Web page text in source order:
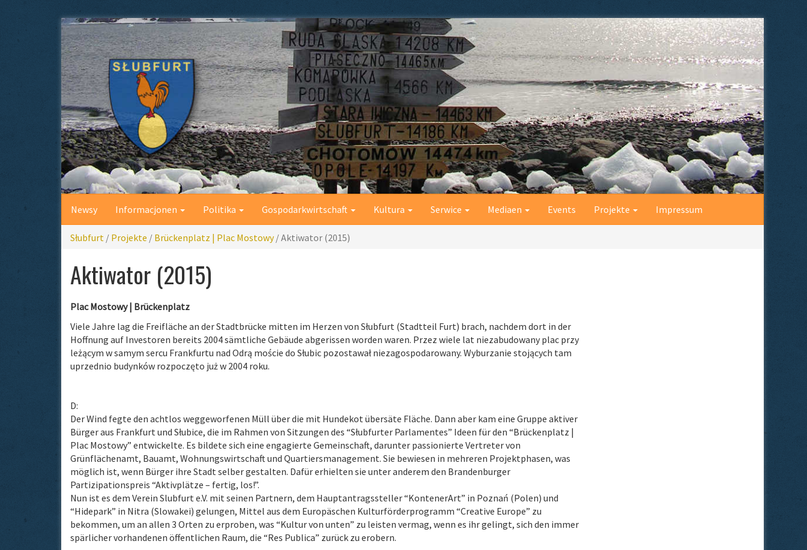
Newsy Informacjonen Politika Gospodarkwirtschaft Kultura Serwice Mediaen Events Projekte Impressum
Słubfurt / Projekte / Brückenplatz | Plac Mostowy/Aktiwator (2015)
Aktiwator (2015)
Plac Mostowy | Brückenplatz
Viele Jahre lag die Freifläche an der Stadtbrücke mitten im Herzen von Słubfurt (Stadtteil Furt) brach, nachdem dort in der
Hoffnung auf Investoren bereits 2004 sämtliche Gebäude abgerissen worden waren. Przez wiele lat niezabudowany plac przy
leżącym w samym sercu Frankfurtu nad Odrą moście do Słubic pozostawał niezagospodarowany. Wyburzanie stojących tam
uprzednio budynków rozpoczęto już w 2004 roku.
D:
Der Wind fegte den achtlos weggeworfenen Müll über die mit Hundekot übersäte Fläche. Dann aber kam eine Gruppe aktiver
Bürger aus Frankfurt und Słubice, die im Rahmen von Sitzungen des “Słubfurter Parlamentes” Ideen für den “Brückenplatz |
Plac Mostowy” entwickelte. Es bildete sich eine engagierte Gemeinschaft, darunter passionierte Vertreter von
Grünflächenamt, Bauamt, Wohnungswirtschaft und Quartiersmanagement. Sie bewiesen in mehreren Projektphasen, was
möglich ist, wenn Bürger ihre Stadt selber gestalten. Dafür erhielten sie unter anderem den Brandenburger
Partizipationspreis “Aktivplätze – fertig, los!”.
Nun ist es dem Verein Slubfurt e.V. mit seinen Partnern, dem Hauptantragssteller “KontenerArt” in Poznań (Polen) und
“Hidepark” in Nitra (Slowakei) gelungen, Mittel aus dem Europäschen Kulturförderprogramm “Creative Europe” zu
bekommen, um an allen 3 Orten zu erproben, was “Kultur von unten” zu leisten vermag, wenn es ihr gelingt, sich den immer
spärlicher vorhandenen öffentlichen Raum, die “Res Publica” zurück zu erobern.